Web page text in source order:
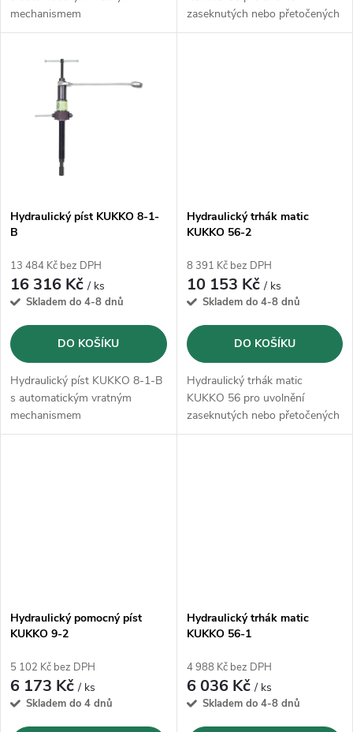
k
k
mechanismem
zaseknutých nebo přetočených
matic
Hydraulický píst KUKKO 8-1-
B
13 484 Kč bez DPH
16 316 Kč/ ks
Skladem do 4-8 dnů
DO KOŠÍKU
Hydraulický píst KUKKO 8-1-B
s automatickým vratným
mechanismem
Hydraulický trhák matic
KUKKO 56-2
8 391 Kč bez DPH
10 153 Kč/ ks
Skladem do 4-8 dnů
DO KOŠÍKU
Hydraulický trhák matic
KUKKO 56 pro uvolnění
zaseknutých nebo přetočených
matic
Hydraulický pomocný píst
KUKKO 9-2
5 102 Kč bez DPH
6 173 Kč/ ks
Skladem do 4 dnů
Hydraulický trhák matic
KUKKO 56-1
4 988 Kč bez DPH
6 036 Kč/ ks
Skladem do 4-8 dnů